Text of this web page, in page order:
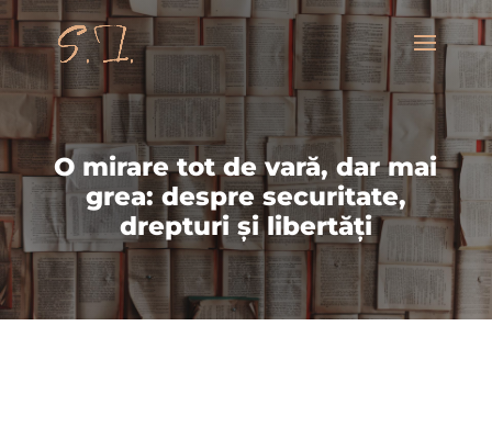
O mirare tot de vară, dar mai
grea: despre securitate,
drepturi și libertăți